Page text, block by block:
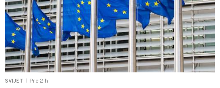
SVIJET Pre 2 h